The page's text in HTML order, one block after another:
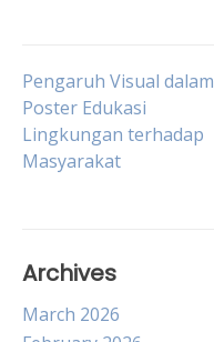
Post
navigation
Pengaruh Visual dalam
Poster Edukasi
Lingkungan terhadap
Masyarakat
Archives
March 2026